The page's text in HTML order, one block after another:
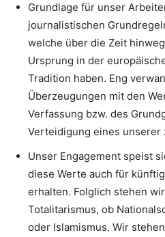
Grundlage für unser
journalistischen
welche über die Zeit
Ursprung in der
Tradition haben. Eng
Überzeugungen mit den
Verfassung bzw. des
Verteidigung eines unserer
Unser Engagement speist
diese Werte auch für
erhalten. Folglich stehen
Totalitarismus, ob
oder Islamismus. Wir